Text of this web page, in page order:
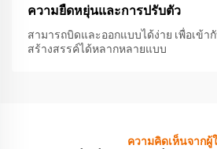
ความยืดหยุ่นและการปรับตัว
สามารถบิดและออกแบบได้ง่าย เพื่อเข้า
สร้างสรรค์ได้หลากหลายแบบ
ความคิดเห็นจากผู้